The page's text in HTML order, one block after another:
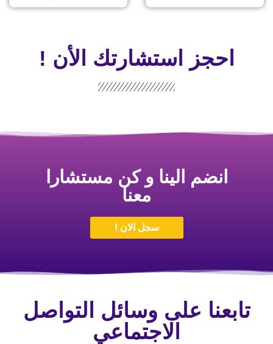
احجز استشارتك الأن !
انضم الينا و كن مستشارا
معنا
سجل الان !
تابعنا على وسائل التواصل
الاجتماعي